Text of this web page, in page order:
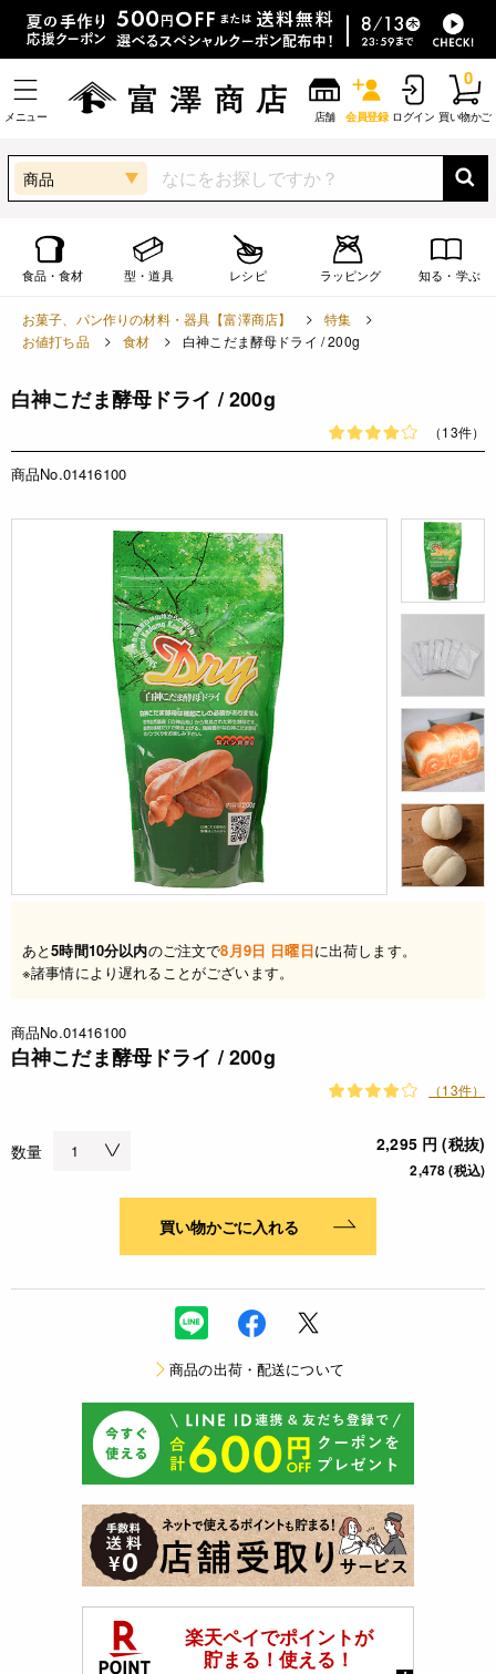
メニュー 店舗 会員登録 ログイン 買い物かご
0
商品
食品・食材 型・道具 レシピ ラッピング 知る・学ぶ
お菓子、パン作りの材料・器具【富澤商店】
特集
お値打ち品
食材 白神こだま酵母ドライ / 200g
白神こだま酵母ドライ / 200g
（13件）
商品No.01416100
あと5時間10分以内のご注文で8月9日 日曜日に出荷します。
※諸事情により遅れることがございます。
商品No.01416100
白神こだま酵母ドライ / 200g
（13件）
数量 2,295 円 (税抜)
2,478 (税込)
買い物かごに入れる
商品の出荷・配送について